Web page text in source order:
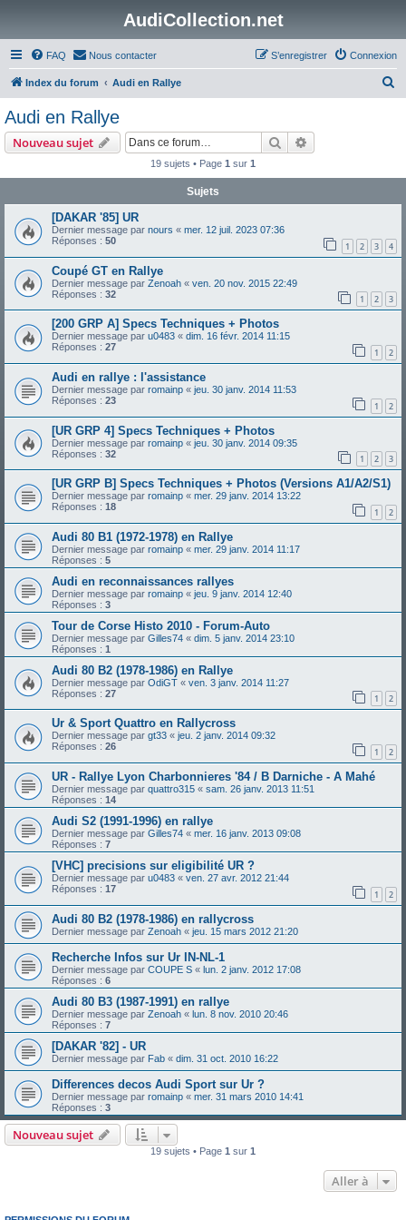
AudiCollection.net
FAQ Nous contacter Connexion
S’enregistrer
Index du forum Audi en Rallye
e
Audi en Rallye
Nouveau sujet Rechercher
19 sujets • Page 1 sur 1
Sujets
[DAKAR '85] UR
Dernier message par nours « mer. 12 juil. 2023 07:36
Réponses : 50 1 2 3 4
Coupé GT en Rallye
Dernier message par Zenoah « ven. 20 nov. 2015 22:49
Réponses : 32 1 2 3
[200 GRP A] Specs Techniques + Photos
Dernier message par u0483 « dim. 16 févr. 2014 11:15
Réponses : 27 1 2
Audi en rallye : l'assistance
Dernier message par romainp « jeu. 30 janv. 2014 11:53
Réponses : 23 1 2
[UR GRP 4] Specs Techniques + Photos
Dernier message par romainp « jeu. 30 janv. 2014 09:35
Réponses : 32 1 2 3
[UR GRP B] Specs Techniques + Photos (Versions A1/A2/S1)
Dernier message par romainp « mer. 29 janv. 2014 13:22
Réponses : 18 1 2
Audi 80 B1 (1972-1978) en Rallye
Dernier message par romainp « mer. 29 janv. 2014 11:17
Réponses : 5
Audi en reconnaissances rallyes
Dernier message par romainp « jeu. 9 janv. 2014 12:40
Réponses : 3
Tour de Corse Histo 2010 - Forum-Auto
Dernier message par Gilles74 « dim. 5 janv. 2014 23:10
Réponses : 1
Audi 80 B2 (1978-1986) en Rallye
Dernier message par OdiGT « ven. 3 janv. 2014 11:27
Réponses : 27 1 2
Ur & Sport Quattro en Rallycross
Dernier message par gt33 « jeu. 2 janv. 2014 09:32
Réponses : 26 1 2
UR - Rallye Lyon Charbonnieres '84 / B Darniche - A Mahé
Dernier message par quattro315 « sam. 26 janv. 2013 11:51
Réponses : 14
Audi S2 (1991-1996) en rallye
Dernier message par Gilles74 « mer. 16 janv. 2013 09:08
Réponses : 7
[VHC] precisions sur eligibilité UR ?
Dernier message par u0483 « ven. 27 avr. 2012 21:44
Réponses : 17 1 2
Audi 80 B2 (1978-1986) en rallycross
Dernier message par Zenoah « jeu. 15 mars 2012 21:20
Recherche Infos sur Ur IN-NL-1
Dernier message par COUPE S « lun. 2 janv. 2012 17:08
Réponses : 6
Audi 80 B3 (1987-1991) en rallye
Dernier message par Zenoah « lun. 8 nov. 2010 20:46
Réponses : 7
[DAKAR '82] - UR
Dernier message par Fab « dim. 31 oct. 2010 16:22
Differences decos Audi Sport sur Ur ?
Dernier message par romainp « mer. 31 mars 2010 14:41
Réponses : 3
Nouveau sujet
19 sujets • Page 1 sur 1
Aller à